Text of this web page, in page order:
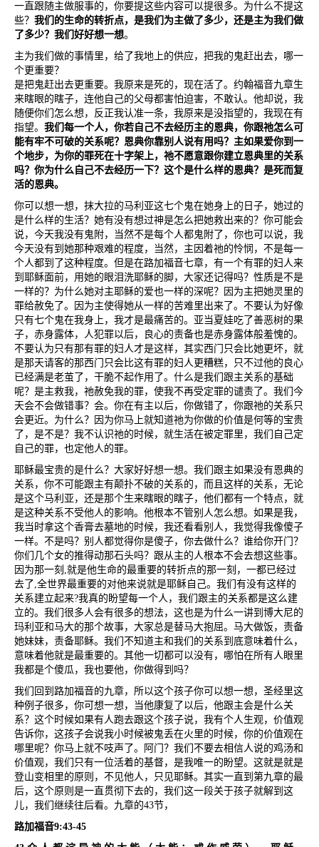
一直跟随主做服事的，你要提这些内容可以提很多。为什么不提这
些？ 我们的生命的转折点，是我们为主做了多少，还是主为我们做
了多少？我们好好想一想。
主为我们做的事情里，给了我地上的供应，把我的鬼赶出去，哪一
个更重要？
是把鬼赶出去更重要。我原来是死的，现在活了。约翰福音九章生
来瞎眼的瞎子，连他自己的父母都害怕迫害，不敢认。他却说，我
随便你们怎么想，反正我认准一条，我原来是没指望的，我现在有
指望。 我们每一个人，你若自己不去经历主的恩典，你跟祂怎么可
能有牢不可破的关系呢？恩典你靠别人说有用吗？主如果爱你到一
个地步，为你的罪死在十字架上，祂不愿意跟你建立恩典里的关系
吗？你为什么自己不去经历一下？这个是什么样的恩典？是死而复
活的恩典。
你可以想一想，抹大拉的马利亚这七个鬼在她身上的日子，她过的
是什么样的生活？她有没有想过神是怎么把她救出来的？你可能会
说，今天我没有鬼附，当然不是每个人都鬼附了，你也可以说，我
今天没有到她那种艰难的程度，当然，主因着祂的怜悯，不是每一
个人都到了这种程度。但是在路加福音七章，有一个有罪的妇人来
到耶稣面前，用她的眼泪洗耶稣的脚，大家还记得吗？性质是不是
一样的？为什么她对主耶稣的爱也一样的深呢？因为主把她灵里的
罪给赦免了。因为主使得她从一样的苦难里出来了。不要认为好像
只有七个鬼在我身上，我才是最痛苦的。亚当夏娃吃了善恶树的果
子，赤身露体，人犯罪以后，良心的责备也是赤身露体般羞愧的。
不要认为只有那有罪的妇人才是这样，其实西门只会比她更坏，就
是那天请客的那西门只会比这有罪的妇人更糟糕，只不过他的良心
已经满是老茧了，干脆不起作用了。什么是我们跟主关系的基础
呢？是主救我，祂赦免我的罪，使我不再受定罪的谴责了。我们今
天会不会做错事？会。你在有主以后，你做错了，你跟祂的关系只
会更近。为什么？因为你马上就知道祂为你做的价值是何等的宝贵
了，是不是？我不认识祂的时候，就生活在被定罪里，我们自己定
自己的罪，也定他人的罪。
耶稣最宝贵的是什么？大家好好想一想。我们跟主如果没有恩典的
关系，你不可能跟主有颠扑不破的关系的，而且这样的关系，无论
是这个马利亚，还是那个生来瞎眼的瞎子，他们都有一个特点，就
是这种关系不受他人的影响。他根本不管别人怎么想。如果是我，
我当时拿这个香膏去墓地的时候，我还看看别人，我觉得我像傻子
一样。不是吗？别人都觉得你是傻子，你去做什么？谁给你开门？
你们几个女的推得动那石头吗？跟从主的人根本不会去想这些事。
因为那一刻 ,就是他生命的最重要的转折点的那一刻，一都已经过
去了,全世界最重要的对他来说就是耶稣自己。我们有没有这样的
关系建立起来?我真的盼望每一个人，我们跟主的关系都是这么建
立的。我们很多人会有很多的想法，这也是为什么一讲到博大尼的
玛利亚和马大的那个故事，大家总是替马大抱屈。马大做饭，责备
她妹妹，责备耶稣。我们不知道主和我们的关系到底意味着什么，
意味着他就是最重要的。其他一切都可以没有，哪怕在所有人眼里
我都是个傻瓜，我也要他，你做得到吗？
我们回到路加福音的九章，所以这个孩子你可以想一想，圣经里这
种例子很多，你可想一想，当他康复了以后，他跟主会是什么关
系？这个时候如果有人跑去跟这个孩子说，我有个人生观，价值观
告诉你，这孩子会说我小时候被鬼丢在火里的时候，你的价值观在
哪里呢？你马上就不吱声了。阿门？我们不要去相信人说的鸡汤和
价值观，我们只有一位活着的基督，是我唯一的盼望。这就是就是
登山变相里的原则，不见他人，只见耶稣。其实一直到第九章的最
后，这个原则是一直贯彻下去的，我们这一段关于孩子就解到这
儿，我们继续往后看。九章的43节，
路加福音9:43-45